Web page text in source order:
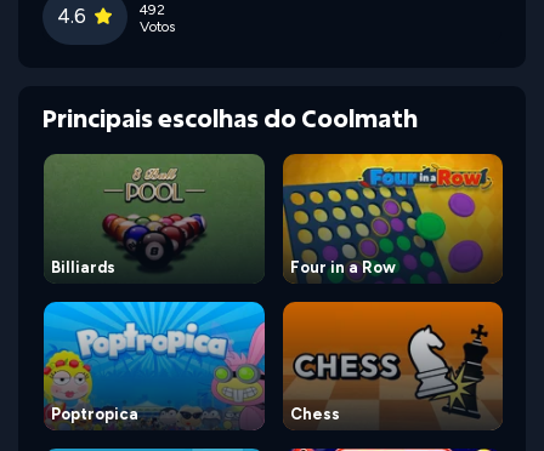
4.6
492
Votos
Principais escolhas do Coolmath
Billiards Four in a Row
Poptropica Chess